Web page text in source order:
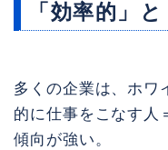
「効率的」
多くの企業は、ホワ
的に仕事をこなす人
傾向が強い。